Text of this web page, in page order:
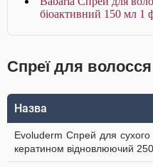
біоактивний 150 мл 1
Спреї для волосся
Назва
Evoluderm Спрей для сухого
кератином відновлюючий